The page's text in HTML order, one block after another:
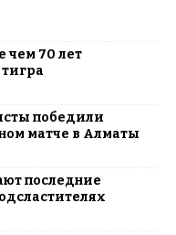
чем 70 лет
победили
матче в Алматы
последние